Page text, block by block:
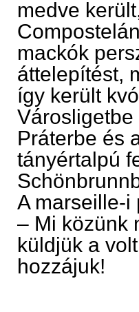
medve
mackók
áttelepítést,
így került
Práterbe és
tányértalpú
A marseille-i
– Mi közünk
küldjük a
hozzájuk!